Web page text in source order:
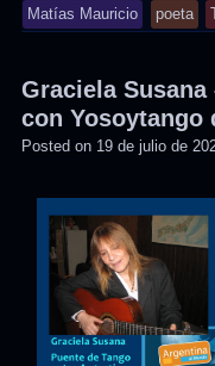
in
Matías Mauricio
poeta
Graciela Susana
con Yosoytango
Posted on 19 de julio de